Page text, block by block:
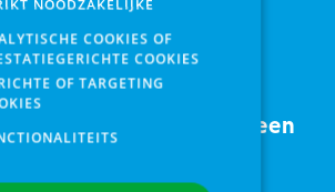
Service met een
NOODZAKELIJKE
COOKIES OF
COOKIES
OF TARGETING